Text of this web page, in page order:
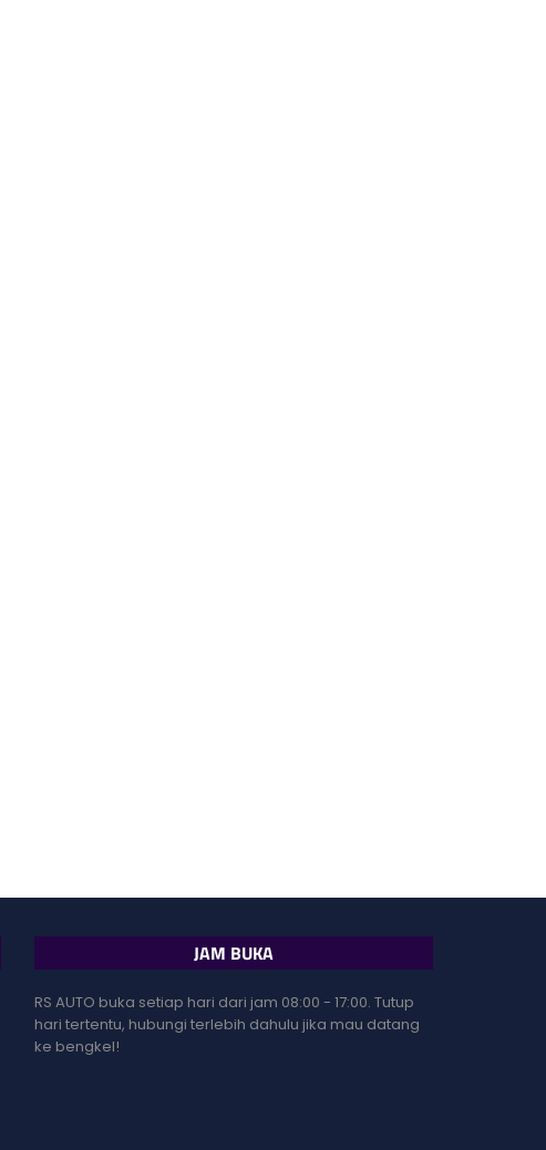
JAM BUKA
RS AUTO buka setiap hari dari jam 08:00 - 17:00. Tutup
hari tertentu, hubungi terlebih dahulu jika mau datang
ke bengkel!